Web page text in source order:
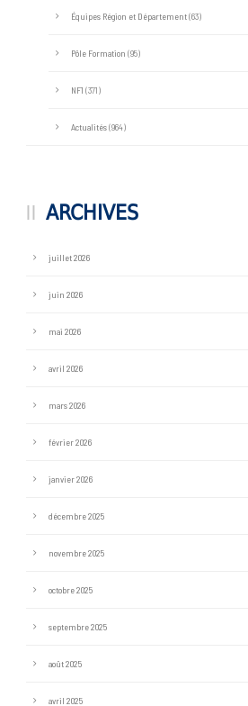
Équipes Région et Département(63)
Pôle Formation (95)
NF1 (371)
Actualités(964)
ARCHIVES
juillet 2026
juin 2026
mai 2026
avril 2026
mars 2026
février 2026
janvier 2026
décembre 2025
novembre 2025
octobre 2025
septembre 2025
août 2025
avril 2025